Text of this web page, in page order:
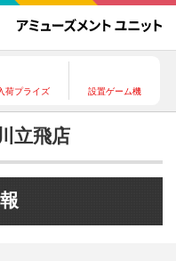
荷プライズ 設置ゲーム機
立飛店